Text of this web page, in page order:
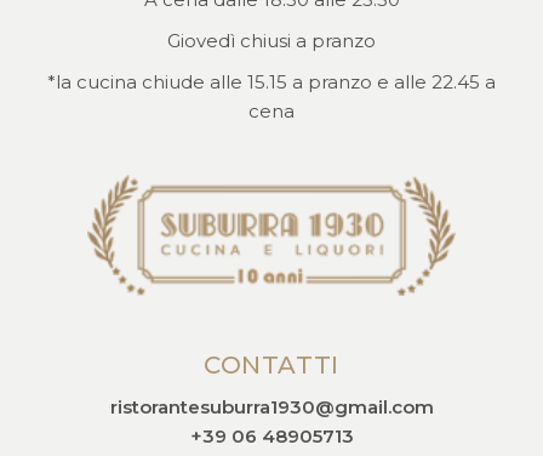
Giovedì chiusi a pranzo
*la cucina chiude alle 15.15 a pranzo e alle 22.45 a
cena
CONTATTI
ristorantesuburra1930@gmail.com
+39 06 48905713